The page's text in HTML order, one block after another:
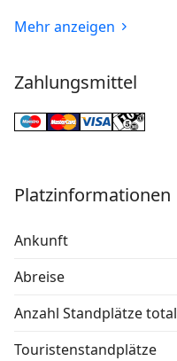
Mehr anzeigen
Zahlungsmittel
Platzinformationen
Ankunft
Abreise
Anzahl Standplätze total
Touristenstandplätze